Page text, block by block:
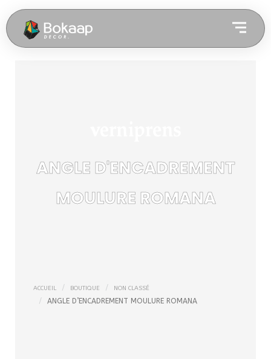
ANGLE D'ENCADREMENT
MOULURE ROMANA
ACCUEIL BOUTIQUE NON CLASSÉ
ANGLE D’ENCADREMENT MOULURE ROMANA